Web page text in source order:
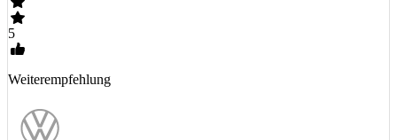
5
Weiterempfehlung